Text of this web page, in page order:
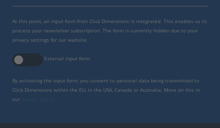
At this point, an input form from Click Dimensions is integrated. This enables us to
process your newsletter subscription. The form is currently hidden due to your
privacy settings for our website.
External input form
By activating the input form, you consent to personal data being transmitted to
Click Dimensions within the EU, in the USA, Canada or Australia. More on this in
our